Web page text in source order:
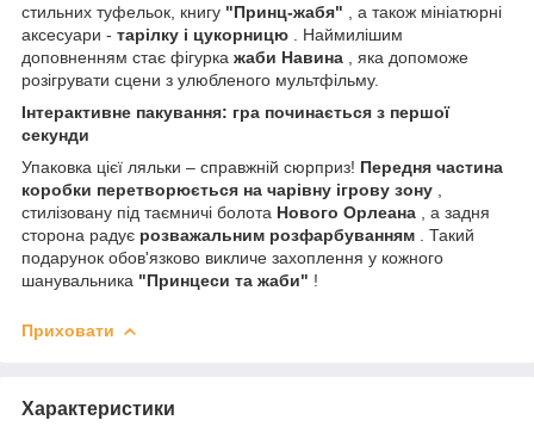
стильних туфельок, книгу "Принц-жабя"
, а також мініатюрні
аксесуари - тарілку і цукорницю
. Наймилішим
доповненням стає фігурка жаби Навина
, яка допоможе
розігрувати сцени з улюбленого мультфільму.
Інтерактивне пакування: гра починається з першої
секунди
Упаковка цієї ляльки – справжній сюрприз! Передня частина
коробки перетворюється на чарівну ігрову зону
стилізовану під таємничі болота Нового Орлеана
, а задня
сторона радує розважальним розфарбуванням
. Такий
подарунок обов'язково викличе захоплення у кожного
шанувальника "Принцеси та жаби" !
Приховати
Характеристики